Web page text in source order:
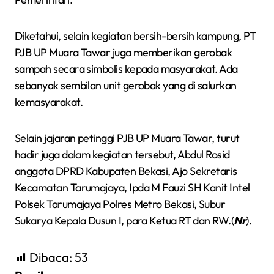
Diketahui, selain kegiatan bersih-bersih kampung, PT
PJB UP Muara Tawar juga memberikan gerobak
sampah secara simbolis kepada masyarakat. Ada
sebanyak sembilan unit gerobak yang di salurkan
kemasyarakat.
Selain jajaran petinggi PJB UP Muara Tawar, turut
hadir juga dalam kegiatan tersebut, Abdul Rosid
anggota DPRD Kabupaten Bekasi, Ajo Sekretaris
Kecamatan Tarumajaya, Ipda M Fauzi SH Kanit Intel
Polsek Tarumajaya Polres Metro Bekasi, Subur
Sukarya Kepala Dusun I, para Ketua RT dan RW.(Nr).
Dibaca: 53